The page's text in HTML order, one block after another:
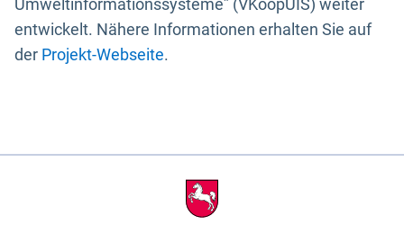
Umweltinformationssysteme” (VKoopUIS) weiter
entwickelt. Nähere Informationen erhalten Sie auf
der Projekt-Webseite.